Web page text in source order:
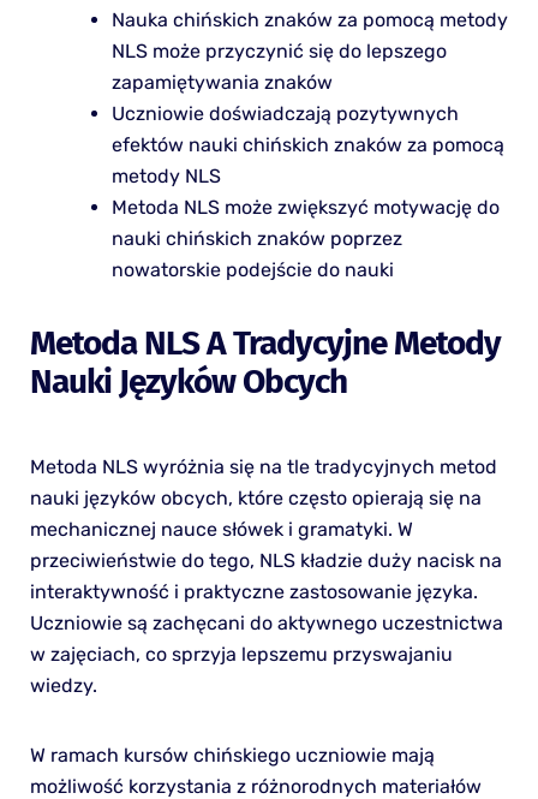
Nauka chińskich znaków za pomocą metody
NLS może przyczynić się do lepszego
zapamiętywania znaków
Uczniowie doświadczają pozytywnych
efektów nauki chińskich znaków za pomocą
metody NLS
Metoda NLS może zwiększyć motywację do
nauki chińskich znaków poprzez
nowatorskie podejście do nauki
Metoda NLS A Tradycyjne Metody
Nauki Języków Obcych
Metoda NLS wyróżnia się na tle tradycyjnych metod
nauki języków obcych, które często opierają się na
mechanicznej nauce słówek i gramatyki. W
przeciwieństwie do tego, NLS kładzie duży nacisk na
interaktywność i praktyczne zastosowanie języka.
Uczniowie są zachęcani do aktywnego uczestnictwa
w zajęciach, co sprzyja lepszemu przyswajaniu
wiedzy.
W ramach kursów chińskiego uczniowie mają
możliwość korzystania z różnorodnych materiałów